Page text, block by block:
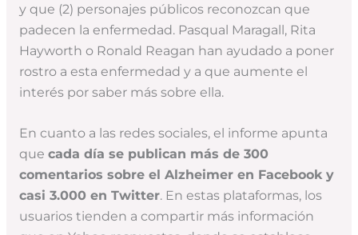
y que (2) personajes públicos reconozcan que
padecen la enfermedad. Pasqual Maragall, Rita
Hayworth o Ronald Reagan han ayudado a poner
rostro a esta enfermedad y a que aumente el
interés por saber más sobre ella.
En cuanto a las redes sociales, el informe apunta
que cada día se publican más de 300
comentarios sobre el Alzheimer en Facebook y
casi 3.000 en Twitter. En estas plataformas, los
usuarios tienden a compartir más información